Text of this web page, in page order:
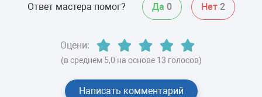
Ответ мастера помог? Да 0 Нет 2
Оцени:
(в среднем 5,0 на основе 13 голосов)
Написать комментарий